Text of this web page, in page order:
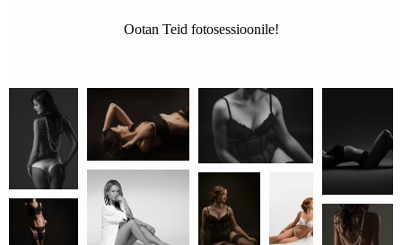
Ootan Teid fotosessioonile!